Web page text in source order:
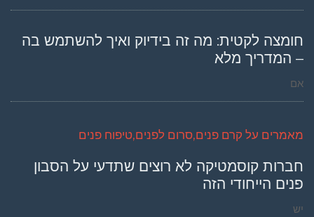
חומצה לקטית: מה זה בידיוק ואיך להשתמש בה
– המדריך מלא
אם
מאמרים על קרם פנים,סרום לפנים,טיפוח פנים
חברות קוסמטיקה לא רוצים שתדעי על הסבון
פנים הייחודי הזה
יש